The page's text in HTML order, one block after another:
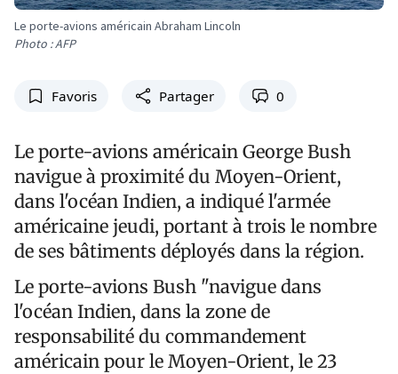
Le porte-avions américain Abraham Lincoln
Photo : AFP
Favoris Partager 0
Le porte-avions américain George Bush
navigue à proximité du Moyen-Orient,
dans l'océan Indien, a indiqué l'armée
américaine jeudi, portant à trois le nombre
de ses bâtiments déployés dans la région.
Le porte-avions Bush "navigue dans
l'océan Indien, dans la zone de
responsabilité du commandement
américain pour le Moyen-Orient, le 23